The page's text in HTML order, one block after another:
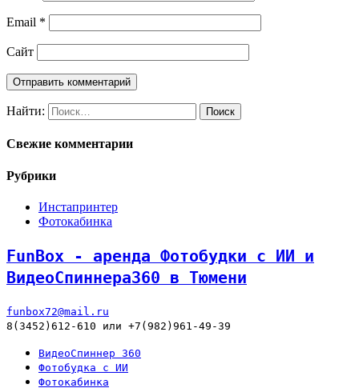
Email *
Сайт
Найти:
Свежие комментарии
Рубрики
Инстапринтер
Фотокабинка
FunBox - аренда Фотобудки с ИИ и
ВидеоСпиннера360 в Тюмени
funbox72@mail.ru
8(3452)612-610 или +7(982)961-49-39
ВидеоСпиннер 360
Фотобудка с ИИ
Фотокабинка